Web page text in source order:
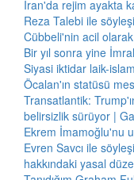
İran'da rejim ayakta
Reza Talebi ile
Cübbeli'nin acil
Bir yıl sonra yine
Siyasi iktidar laik-
Öcalan'ın statüsü
Transatlantik:
belirsizlik sürüyor |
Ekrem İmamoğlu'nu
Evren Savcı ile
hakkındaki yasal